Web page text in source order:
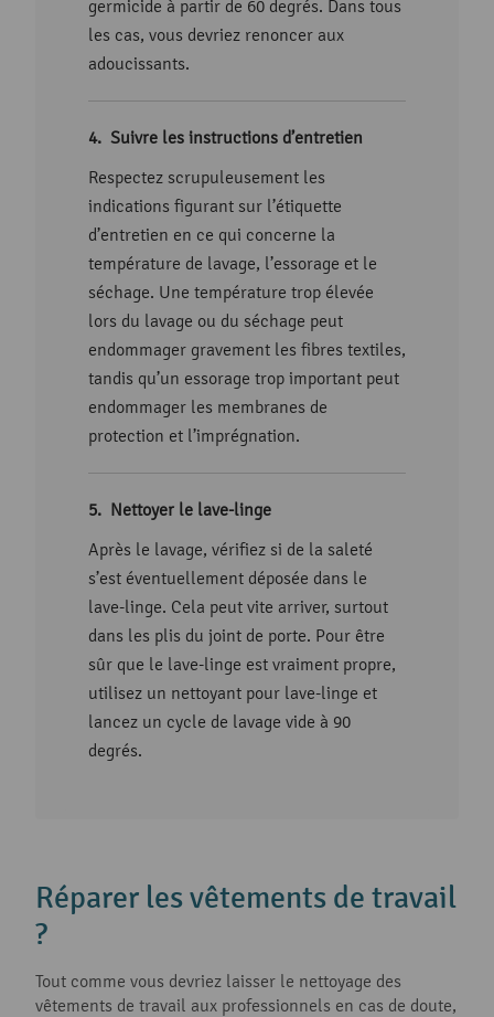
germicide à partir de 60 degrés. Dans tous
les cas, vous devriez renoncer aux
adoucissants.
Suivre les instructions d’entretien
Respectez scrupuleusement les
indications figurant sur l’étiquette
d’entretien en ce qui concerne la
température de lavage, l’essorage et le
séchage. Une température trop élevée
lors du lavage ou du séchage peut
endommager gravement les fibres textiles,
tandis qu’un essorage trop important peut
endommager les membranes de
protection et l’imprégnation.
Nettoyer le lave-linge
Après le lavage, vérifiez si de la saleté
s’est éventuellement déposée dans le
lave-linge. Cela peut vite arriver, surtout
dans les plis du joint de porte. Pour être
sûr que le lave-linge est vraiment propre,
utilisez un nettoyant pour lave-linge et
lancez un cycle de lavage vide à 90
degrés.
Réparer les vêtements de travail
?
Tout comme vous devriez laisser le nettoyage des
vêtements de travail aux professionnels en cas de doute,